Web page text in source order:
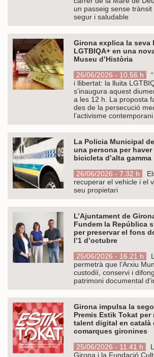
un passeig sense trànsit
segur i saludable
Girona explica la seva
LGTBIQA+ en una
Museu d’Història
26/06/2026 - 10.56 h
i llibertat: la lluita
s’inaugura aquest
a les 12 h. La proposta
des de la persecució
l’activisme contemporani
La Policia Municipal
una persona per
bicicleta d’alta gamma
26/06/2026 - 7.32 h
recuperar el vehicle i el
seu propietari
L’Ajuntament de
Fundem la República
per preservar el fons
l’1 d’octubre
25/06/2026 - 16.21 h
permetrà que l’Arxiu
custodiï, conservi i
patrimoni documental
Girona impulsa la
Premis Estik Tokat per
talent digital en català
comarques gironines
25/06/2026 - 11.41 h
Girona i la Fundació